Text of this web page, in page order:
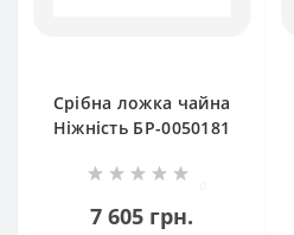
Срібна ложка чайна
Ніжність БР-0050181
7 605 грн.